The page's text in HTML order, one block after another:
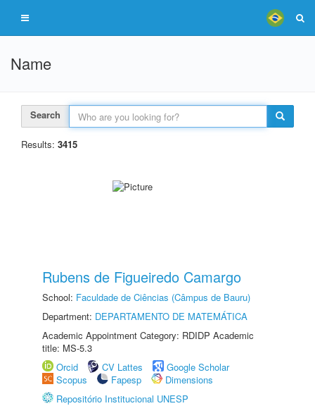
Name
Search
Results: 3415
Rubens de Figueiredo Camargo
School: Faculdade de Ciências (Câmpus de Bauru)
Department: DEPARTAMENTO DE MATEMÁTICA
Academic Appointment Category: RDIDP Academic
title: MS-5.3
Orcid
CV Lattes
Google Scholar
Scopus
Fapesp
Dimensions
Repositório Institucional UNESP